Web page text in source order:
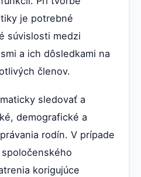
je potrebné
súvislosti medzi
a ich dôsledkami na
členov.
sledovať a
demografické a
rodín. V prípade
korigujúce